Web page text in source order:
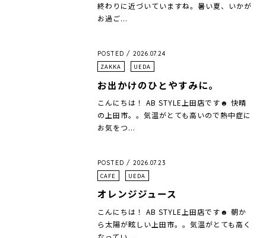
終わりに近づいていますね。暑い夏、いかが
お過ご...
POSTED / 2026.07.24
ZAKKA UEDA
お出かけのひとやすみに。
こんにちは！ AB STYLE上田店です☻ 快晴
の上田市。。気温がとても高いので熱中症に
お気をつ...
POSTED / 2026.07.23
CAFE UEDA
オレンジジュース
こんにちは！ AB STYLE上田店です☻ 朝か
ら太陽が眩しい上田市。。気温がとても高く